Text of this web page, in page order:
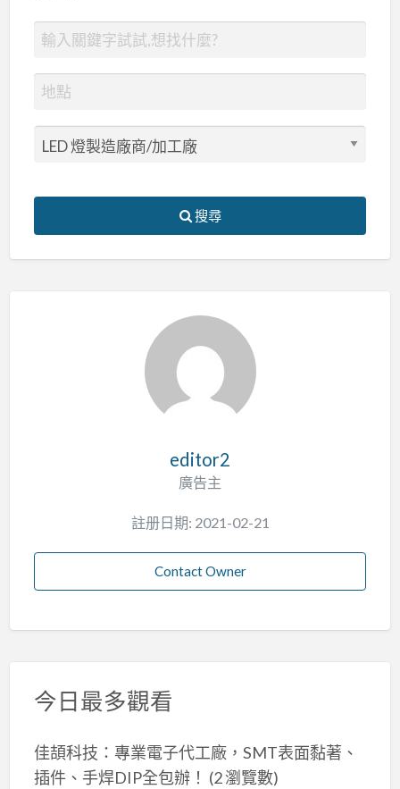
搜尋
editor2
廣告主
註册日期: 2021-02-21
Contact Owner
今日最多觀看
佳頡科技：專業電子代工廠，SMT表面黏著、
插件、手焊DIP全包辦！ (2 瀏覽數)